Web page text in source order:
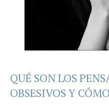
QUÉ SON LOS
OBSESIVOS Y